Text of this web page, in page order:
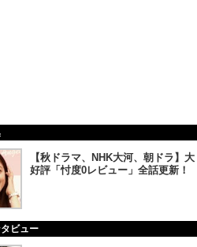
【秋ドラマ、NHK大河、朝ドラ】大
好評「忖度0レビュー」全話更新！
ビュー